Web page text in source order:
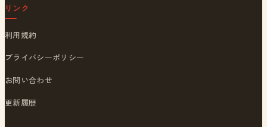
リンク
利用規約
プライバシーポリシー
お問い合わせ
更新履歴